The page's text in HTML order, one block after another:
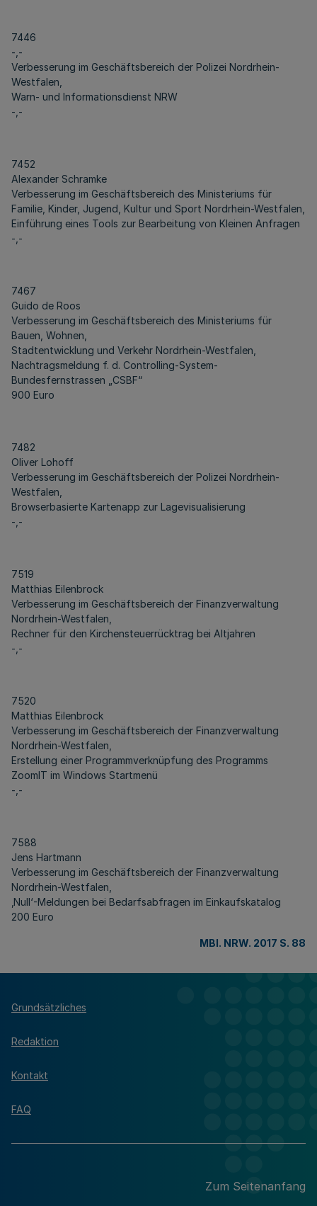
7446
-,-
Verbesserung im Geschäftsbereich der Polizei Nordrhein-
Westfalen,
Warn- und Informationsdienst NRW
-,-
7452
Alexander Schramke
Verbesserung im Geschäftsbereich des Ministeriums für
Familie, Kinder, Jugend, Kultur und Sport Nordrhein-Westfalen,
Einführung eines Tools zur Bearbeitung von Kleinen Anfragen
-,-
7467
Guido de Roos
Verbesserung im Geschäftsbereich des Ministeriums für
Bauen, Wohnen,
Stadtentwicklung und Verkehr Nordrhein-Westfalen,
Nachtragsmeldung f. d. Controlling-System-
Bundesfernstrassen „CSBF“
900 Euro
7482
Oliver Lohoff
Verbesserung im Geschäftsbereich der Polizei Nordrhein-
Westfalen,
Browserbasierte Kartenapp zur Lagevisualisierung
-,-
7519
Matthias Eilenbrock
Verbesserung im Geschäftsbereich der Finanzverwaltung
Nordrhein-Westfalen,
Rechner für den Kirchensteuerrücktrag bei Altjahren
-,-
7520
Matthias Eilenbrock
Verbesserung im Geschäftsbereich der Finanzverwaltung
Nordrhein-Westfalen,
Erstellung einer Programmverknüpfung des Programms
ZoomIT im Windows Startmenü
-,-
7588
Jens Hartmann
Verbesserung im Geschäftsbereich der Finanzverwaltung
Nordrhein-Westfalen,
‚Null‘-Meldungen bei Bedarfsabfragen im Einkaufskatalog
200 Euro
MBl. NRW. 2017 S. 88
Grundsätzliches
Redaktion
Kontakt
FAQ
Zum Seitenanfang